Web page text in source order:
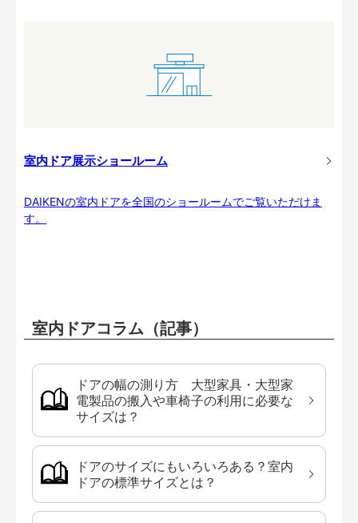
室内ドア展示ショールーム
DAIKENの室内ドアを全国のショールームでご覧いただけま
す。
室内ドアコラム（記事）
ドアの幅の測り方 大型家具・大型家
電製品の搬入や車椅子の利用に必要な
サイズは？
ドアのサイズにもいろいろある？室内
ドアの標準サイズとは？